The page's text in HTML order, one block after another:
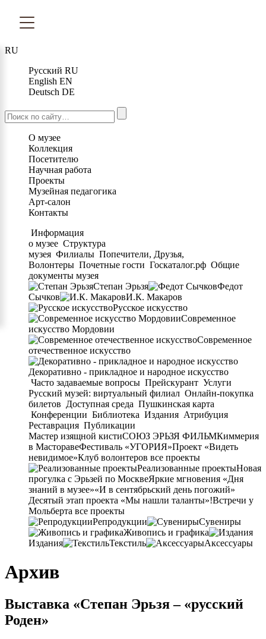
RU
Русский RU
English EN
Deutsch DE
О музее
Коллекция
Посетителю
Научная работа
Проекты
Музейная педагогика
Арт-салон
Контакты
Информация
о музее Структура
музея Филиалы Попечители, Друзья,
Волонтеры Почетные гости Госкаталог.рф Общие
документы музея
Степан Эрьзя
Федот
Сычков
И.К. Макаров
Русское искусство
Современное
искусство Мордовии
Современное
отечественное искусство
Декоративно - прикладное и народное искусство
Часто задаваемые вопросы Прейскурант Услуги
Русский музей: виртуальный филиал Онлайн-покупка
билетов Доступная среда Пушкинская карта
Конференции Библиотека Издания Атрибуция
Реставрация Публикации
Мастер изящной кистиСОЮЗ ЭРЬЗЯ ФИЛЬМКиммерия
в МасторавеФестиваль «УГОРИЯ»Проект «Видеть
невидимое»Клуб волонтеров все проекты
Реализованные проектыНовая
прогулка с Эрьзей по МосквеЯркие мгновения «Дня
знаний в музее»«И в сентябрьский день погожий»
Десятый этап проекта «Мы нашли таланты»!Встречи у
Мольберта все проекты
Репродукции
Сувениры
Живопись и графика
Издания
Текстиль Аксессуары
Архив
Выставка «Степан Эрьзя – «русский
Роден»